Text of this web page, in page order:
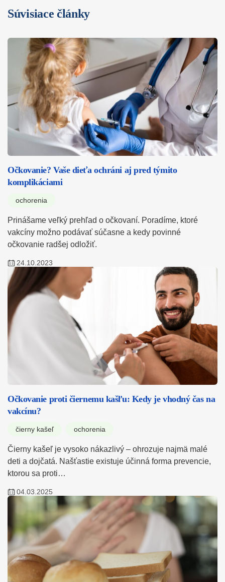
Súvisiace články
Očkovanie? Vaše dieťa ochráni aj pred týmito
komplikáciami
ochorenia
Prinášame veľký prehľad o očkovaní. Poradíme, ktoré
vakcíny možno podávať súčasne a kedy povinné
očkovanie radšej odložiť.
24.10.2023
Očkovanie proti čiernemu kašľu: Kedy je vhodný čas na
vakcínu?
čierny kašeľ ochorenia
Čierny kašeľ je vysoko nákazlivý – ohrozuje najmä malé
deti a dojčatá. Našťastie existuje účinná forma prevencie,
ktorou sa proti…
04.03.2025